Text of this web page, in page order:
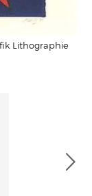
Lithographie